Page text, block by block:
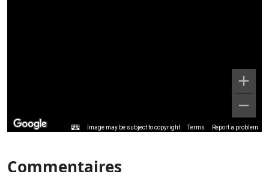
Image may be subject to copyright Terms Report a problem
Commentaires